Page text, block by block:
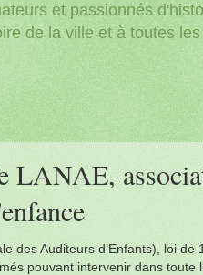
et passionnés
de la ville et à toutes
LANAE,
des Auditeurs d’Enfants), loi de
pouvant intervenir dans toute